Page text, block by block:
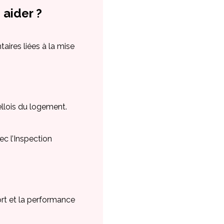
?
liées à la mise
du logement.
l’Inspection
et la performance